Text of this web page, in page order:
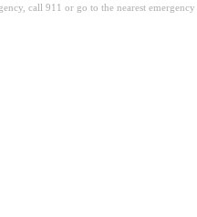
call 911 or go to the nearest emergency